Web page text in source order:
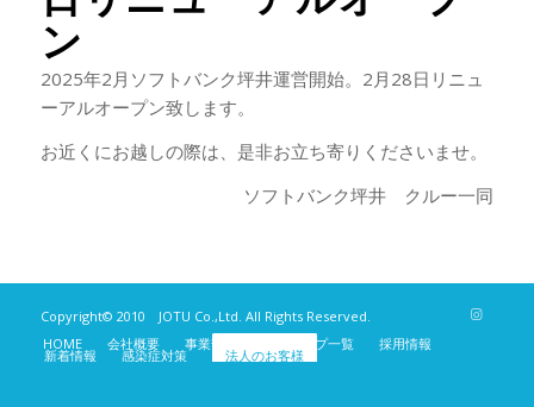
ン
2025年2月ソフトバンク坪井運営開始。2月28日リニュ
ーアルオープン致します。
お近くにお越しの際は、是非お立ち寄りくださいませ。
ソフトバンク坪井 クルー一同
Copyright© 2010 JOTU Co.,Ltd. All Rights Reserved.
HOME
会社概要 事業部紹介 ショップ一覧 採用情報
新着情報 感染症対策 法人のお客様